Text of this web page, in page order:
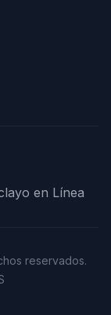
en Línea
reservados.